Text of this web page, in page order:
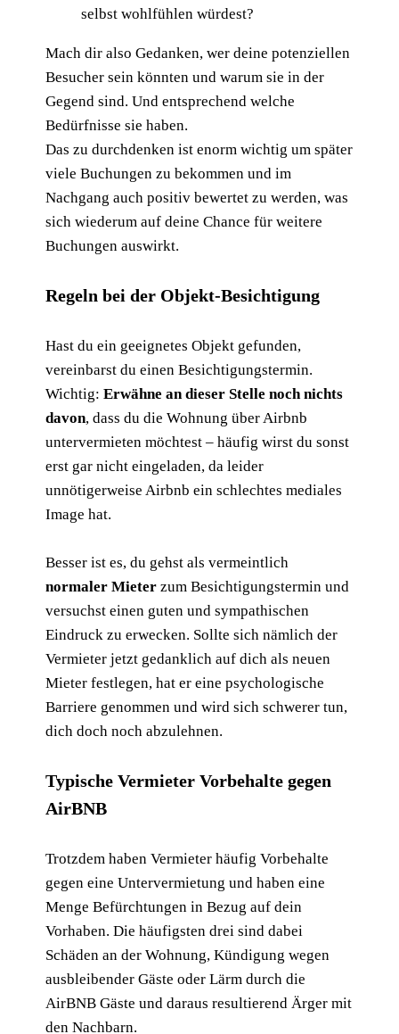
selbst wohlfühlen würdest?
Mach dir also Gedanken, wer deine potenziellen
Besucher sein könnten und warum sie in der
Gegend sind. Und entsprechend welche
Bedürfnisse sie haben.
Das zu durchdenken ist enorm wichtig um später
viele Buchungen zu bekommen und im
Nachgang auch positiv bewertet zu werden, was
sich wiederum auf deine Chance für weitere
Buchungen auswirkt.
Regeln bei der Objekt-Besichtigung
Hast du ein geeignetes Objekt gefunden,
vereinbarst du einen Besichtigungstermin.
Wichtig:Erwähne an dieser Stelle noch nichts
davon, dass du die Wohnung über Airbnb
untervermieten möchtest – häufig wirst du sonst
erst gar nicht eingeladen, da leider
unnötigerweise Airbnb ein schlechtes mediales
Image hat.
Besser ist es, du gehst als vermeintlich
normaler Mieter zum Besichtigungstermin und
versuchst einen guten und sympathischen
Eindruck zu erwecken. Sollte sich nämlich der
Vermieter jetzt gedanklich auf dich als neuen
Mieter festlegen, hat er eine psychologische
Barriere genommen und wird sich schwerer tun,
dich doch noch abzulehnen.
Typische Vermieter Vorbehalte gegen
AirBNB
Trotzdem haben Vermieter häufig Vorbehalte
gegen eine Untervermietung und haben eine
Menge Befürchtungen in Bezug auf dein
Vorhaben. Die häufigsten drei sind dabei
Schäden an der Wohnung, Kündigung wegen
ausbleibender Gäste oder Lärm durch die
AirBNB Gäste und daraus resultierend Ärger mit
den Nachbarn.